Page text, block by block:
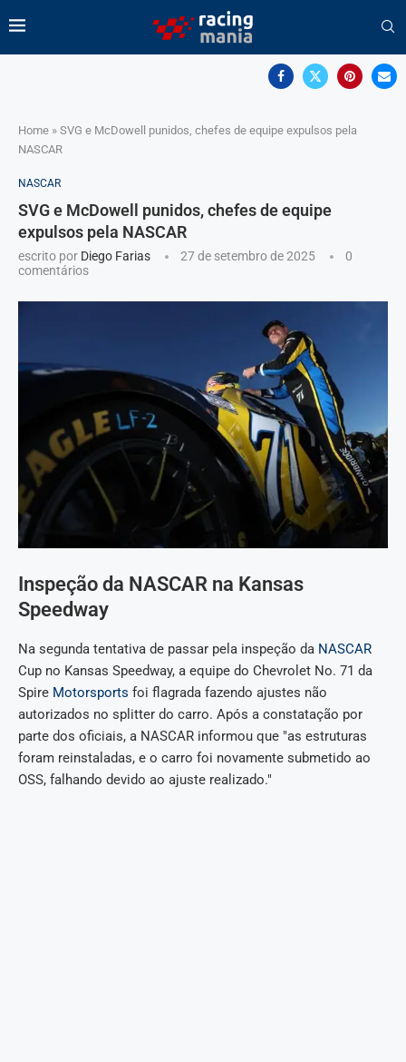
Home » SVG e McDowell punidos, chefes de equipe expulsos pela
NASCAR
NASCAR
SVG e McDowell punidos, chefes de equipe
expulsos pela NASCAR
escrito por Diego Farias 27 de setembro de 2025
0
comentários
Inspeção da NASCAR na Kansas
Speedway
Na segunda tentativa de passar pela inspeção da NASCAR
Cup no Kansas Speedway, a equipe do Chevrolet No. 71 da
Spire Motorsports foi flagrada fazendo ajustes não
autorizados no splitter do carro. Após a constatação por
parte dos oficiais, a NASCAR informou que "as estruturas
foram reinstaladas, e o carro foi novamente submetido ao
OSS, falhando devido ao ajuste realizado."